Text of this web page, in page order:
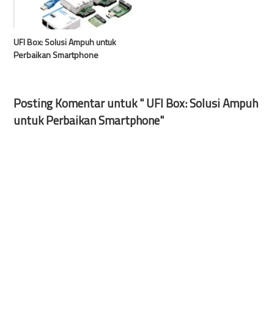
UFI Box: Solusi Ampuh untuk
Perbaikan Smartphone
Posting Komentar untuk " UFI Box: Solusi Ampuh
untuk Perbaikan Smartphone"